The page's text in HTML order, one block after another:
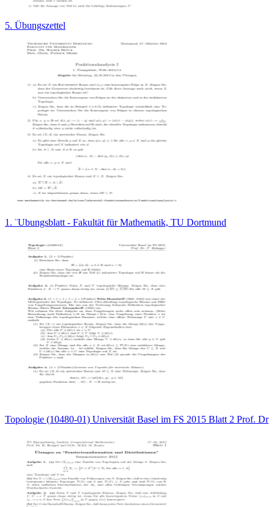
5. Übungszettel
1. ¨Ubungsblatt - Fakultät für Mathematik, TU Dortmund
Topologie (10480-01) Universität Basel im FS 2015 Blatt 2 Prof. Dr